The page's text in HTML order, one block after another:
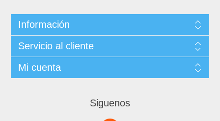
Información
Servicio al cliente
Mi cuenta
Siguenos